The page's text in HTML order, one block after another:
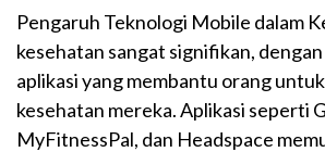
Pengaruh Teknologi Mobile dalam
kesehatan sangat signifikan,
aplikasi yang membantu orang
kesehatan mereka. Aplikasi seperti
MyFitnessPal, dan Headspace